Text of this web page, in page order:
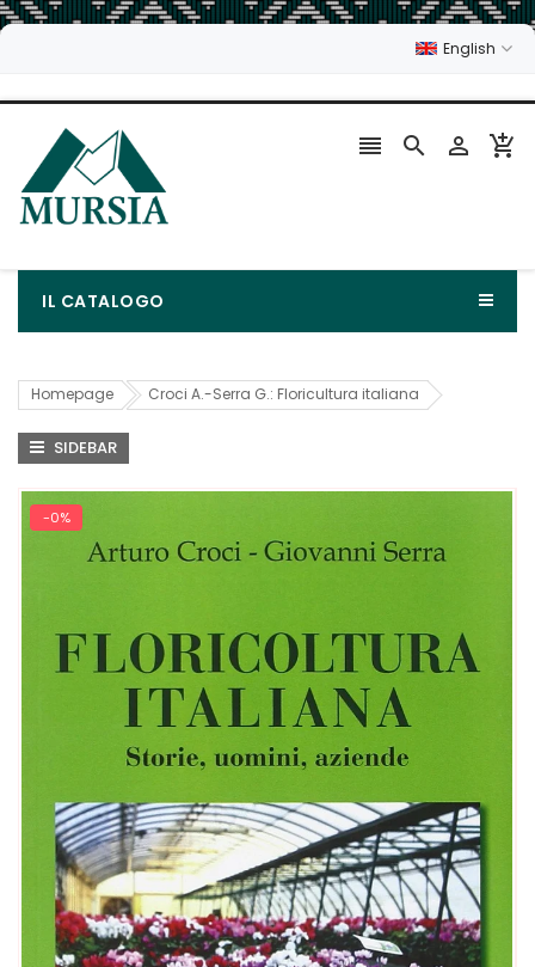
English
   
IL CATALOGO
Homepage Croci A.-Serra G.: Floricultura italiana
SIDEBAR
-0%